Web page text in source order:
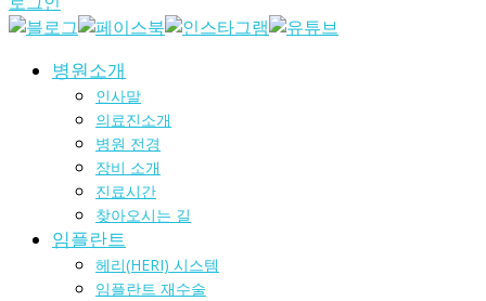
병원소개
인사말
의료진소개
병원 전경
장비 소개
진료시간
찾아오시는 길
임플란트
헤리(HERI) 시스템
임플란트 재수술